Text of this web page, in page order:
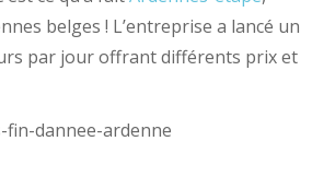
belges ! L’entreprise a lancé un
par jour offrant différents prix et